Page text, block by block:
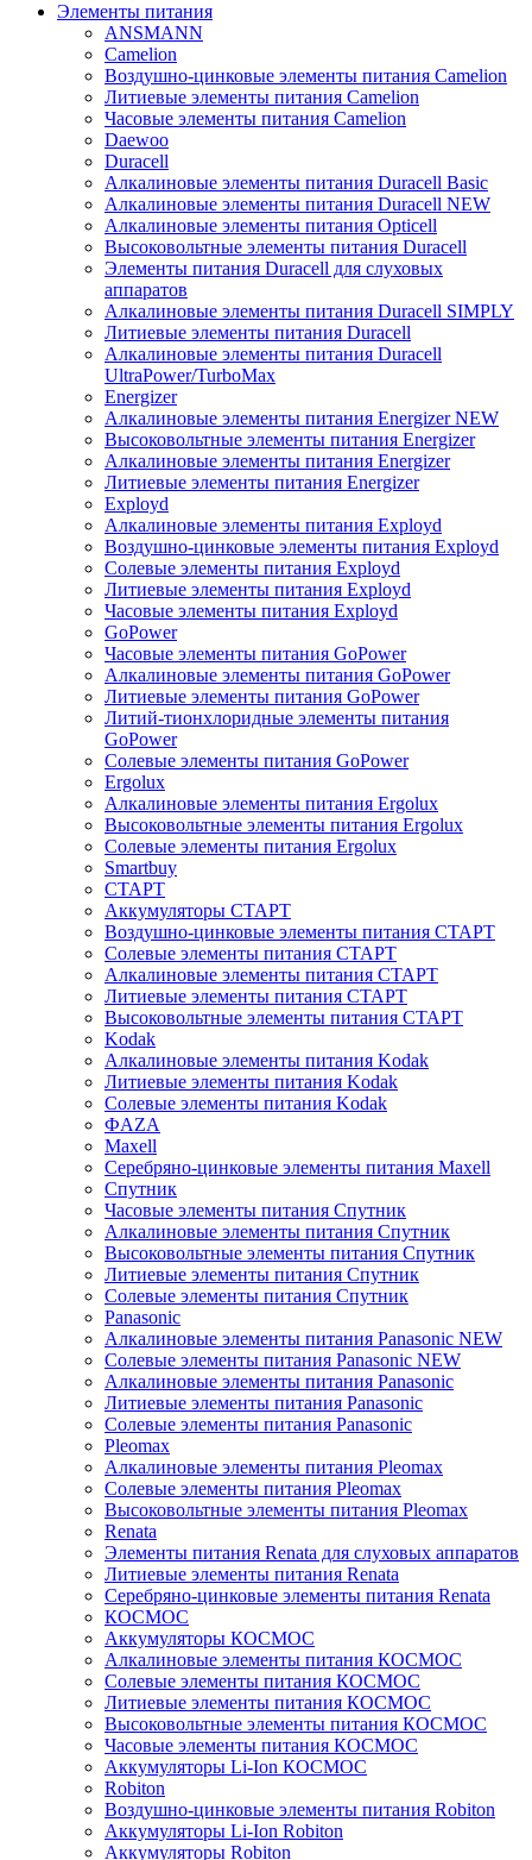
Элементы питания
ANSMANN
Camelion
Воздушно-цинковые элементы питания Camelion
Литиевые элементы питания Camelion
Часовые элементы питания Camelion
Daewoo
Duracell
Алкалиновые элементы питания Duracell Basic
Алкалиновые элементы питания Duracell NEW
Алкалиновые элементы питания Opticell
Высоковольтные элементы питания Duracell
Элементы питания Duracell для слуховых
аппаратов
Алкалиновые элементы питания Duracell SIMPLY
Литиевые элементы питания Duracell
Алкалиновые элементы питания Duracell
UltraPower/TurboMax
Energizer
Алкалиновые элементы питания Energizer NEW
Высоковольтные элементы питания Energizer
Алкалиновые элементы питания Energizer
Литиевые элементы питания Energizer
Exployd
Алкалиновые элементы питания Exployd
Воздушно-цинковые элементы питания Exployd
Солевые элементы питания Exployd
Литиевые элементы питания Exployd
Часовые элементы питания Exployd
GoPower
Часовые элементы питания GoPower
Алкалиновые элементы питания GoPower
Литиевые элементы питания GoPower
Литий-тионхлоридные элементы питания
GoPower
Солевые элементы питания GoPower
Ergolux
Алкалиновые элементы питания Ergolux
Высоковольтные элементы питания Ergolux
Солевые элементы питания Ergolux
Smartbuy
СТАРТ
Аккумуляторы СТАРТ
Воздушно-цинковые элементы питания СТАРТ
Солевые элементы питания СТАРТ
Алкалиновые элементы питания СТАРТ
Литиевые элементы питания СТАРТ
Высоковольтные элементы питания СТАРТ
Kodak
Алкалиновые элементы питания Kodak
Литиевые элементы питания Kodak
Солевые элементы питания Kodak
ФAZA
Maxell
Серебряно-цинковые элементы питания Maxell
Спутник
Часовые элементы питания Спутник
Алкалиновые элементы питания Спутник
Высоковольтные элементы питания Спутник
Литиевые элементы питания Спутник
Солевые элементы питания Спутник
Panasonic
Алкалиновые элементы питания Panasonic NEW
Солевые элементы питания Panasonic NEW
Алкалиновые элементы питания Panasonic
Литиевые элементы питания Panasonic
Солевые элементы питания Panasonic
Pleomax
Алкалиновые элементы питания Pleomax
Солевые элементы питания Pleomax
Высоковольтные элементы питания Pleomax
Renata
Элементы питания Renata для слуховых аппаратов
Литиевые элементы питания Renata
Серебряно-цинковые элементы питания Renata
КОСМОС
Аккумуляторы КОСМОС
Алкалиновые элементы питания КОСМОС
Солевые элементы питания КОСМОС
Литиевые элементы питания КОСМОС
Высоковольтные элементы питания КОСМОС
Часовые элементы питания КОСМОС
Аккумуляторы Li-Ion КОСМОС
Robiton
Воздушно-цинковые элементы питания Robiton
Аккумуляторы Li-Ion Robiton
Аккумуляторы Robiton